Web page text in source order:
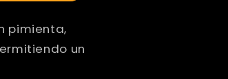
pimienta,
un